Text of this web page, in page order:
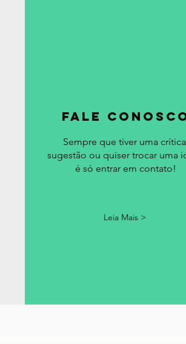
fale
Sempre que tiver uma crítica,
sugestão ou quiser trocar uma
é só entrar em contato!
Leia Mais >